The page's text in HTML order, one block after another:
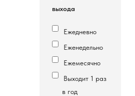
выхода
Ежедневно
Еженедельно
Ежемесячно
Выходит 1 раз
в год